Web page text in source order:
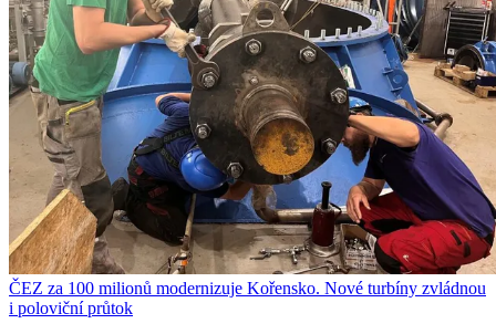
ČEZ za 100 milionů modernizuje Kořensko. Nové turbíny zvládnou
i poloviční průtok